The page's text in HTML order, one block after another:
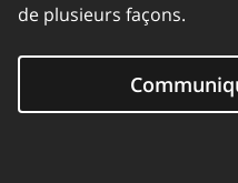
de plusieurs façons.